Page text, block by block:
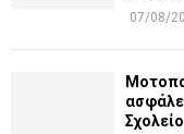
07/08/
Σχολείο